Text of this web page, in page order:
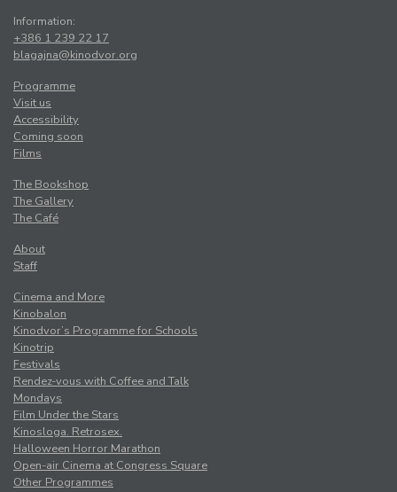
Information:
+386 1 239 22 17
blagajna@kinodvor.org
Programme
Visit us
Accessibility
Coming soon
Films
The Bookshop
The Gallery
The Café
About
Staff
Cinema and More
Kinobalon
Kinodvor’s Programme for Schools
Kinotrip
Festivals
Rendez-vous with Coffee and Talk
Mondays
Film Under the Stars
Kinosloga. Retrosex.
Halloween Horror Marathon
Open-air Cinema at Congress Square
Other Programmes